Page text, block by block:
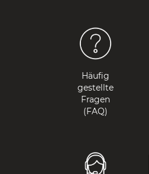
Häufig
gestellte
Fragen
(FAQ)